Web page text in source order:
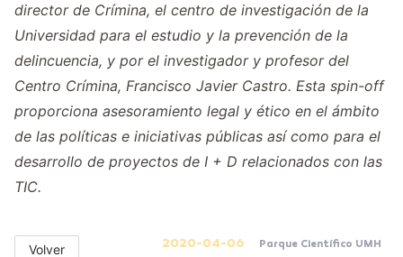
director de Crímina, el centro de investigación de la
Universidad para el estudio y la prevención de la
delincuencia, y por el investigador y profesor del
Centro Crímina, Francisco Javier Castro. Esta spin-off
proporciona asesoramiento legal y ético en el ámbito
de las políticas e iniciativas públicas así como para el
desarrollo de proyectos de I + D relacionados con las
TIC.
Volver 2020-04-06 Parque Científico UMH